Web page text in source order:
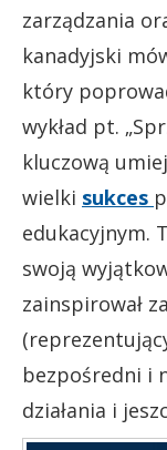
zarządzania
kanadyjski
który
wykład pt.
kluczową
wielki sukces
edukacyjnym.
swoją
zainspirował
bezpośredni i
działania i